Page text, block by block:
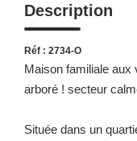
Description
Réf : 2734-O
Maison familiale aux
arboré ! secteur
Située dans un